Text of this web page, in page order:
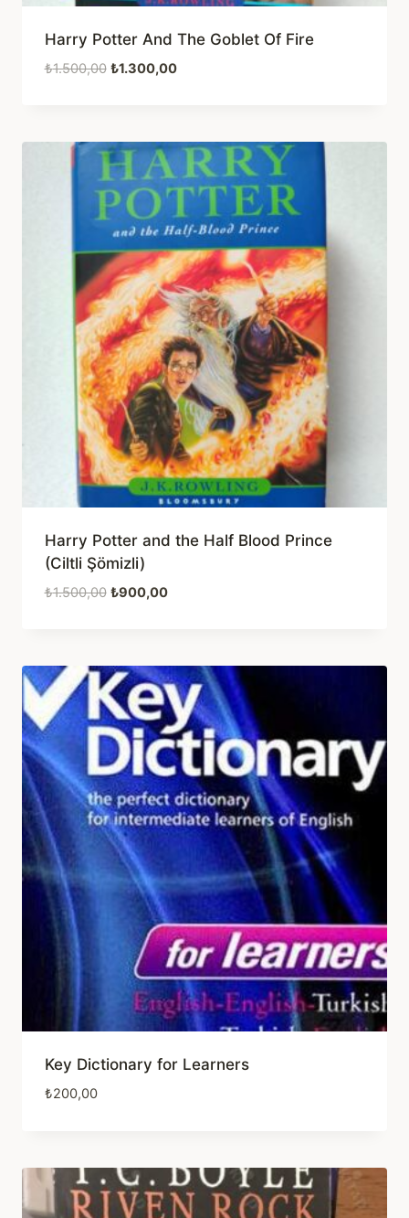
Harry Potter And The Goblet Of Fire
₺1.500,00 Orijinal
₺1.300,00Şu
Harry Potter and the Half Blood Prince
(Ciltli Şömizli)
₺1.500,00 Orijinal
₺900,00Şu
Key Dictionary for Learners
₺200,00